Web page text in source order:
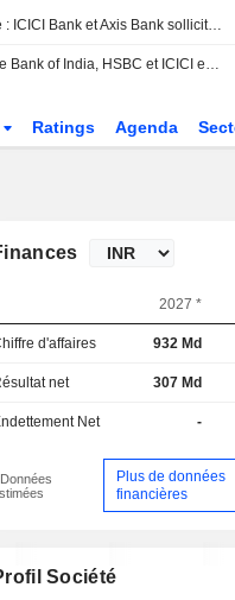
Inde : ICICI Bank et Axis Bank sollicitent à nouveau le marché de la dette en dollars en moins de deux mois
State Bank of India, HSBC et ICICI en tête de la collecte de dépôts étrangers en Inde, selon des données officielles
Ratings Agenda
2027 *
d'affaires 932 Md
net 307 Md
Net -
Plus de données
financières
Société